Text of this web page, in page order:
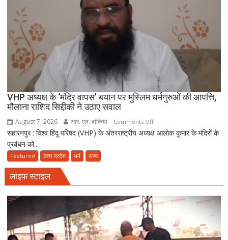
मुताबिक़
उलेमा
VHP अध्यक्ष के ‘मंदिर वापस’ बयान पर मुस्लिम धर्मगुरुओं की आपत्ति,
मौलाना राशिद सिद्दीकी ने उठाए सवाल
August 7, 2026 आर. एल. बांकिया Comments Offon
VHP
धर्मगुरुओं
की
सहारनपुर : विश्व हिंदू परिषद (VHP) के अंतरराष्ट्रीय अध्यक्ष आलोक कुमार के मंदिरों के
प्रबंधन को...
Featured उत्तर प्रदेश धर्म राज्य
लाइफ स्टाइल